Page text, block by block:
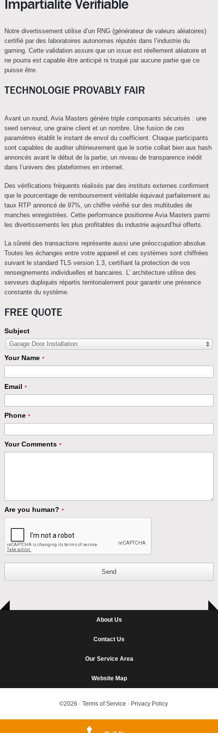
Impartialité Vérifiable
Notre divertissement utilise d’un RNG (générateur de valeurs aléatoires)
certifié par des laboratoires autonomes réputés dans l’industrie du
gaming. Cette validation assure que un issue est réellement aléatoire et
ne pourra est capable être anticipé ni truqué par aucune partie que ce
puisse être.
TECHNOLOGIE PROVABLY FAIR
Avant un round, Avia Masters génère triple composants sécurisés : une
seed serveur, une graine client et un nombre. Une fusion de ces
paramètres établit le instant de envol du coefficient. Chaque participants
sont capables de auditer ultérieurement que le sortie collait bien aux hash
annoncés avant le début de la partie, un niveau de transparence inédit
dans l’univers des plateformes en internet.
Des vérifications fréquents réalisés par des instituts externes confirment
que le pourcentage de remboursement véritable équivaut parfaitement au
taux RTP annoncé de 97%, un chiffre vérifié sur des multitudes de
manches enregistrées. Cette performance positionne Avia Masters parmi
les divertissements les plus profitables du industrie aujourd’hui offerts.
La sûreté des transactions représente aussi une préoccupation absolue.
Toutes les échanges entre votre appareil et ces systèmes sont chiffrées
suivant le standard TLS version 1.3, certifiant la protection de vos
renseignements individuelles et bancaires. L’ architecture utilise des
serveurs dupliqués répartis territorialement pour garantir une présence
constante du système.
FREE QUOTE
Subject
Garage Door Installation
Your Name *
Email *
Phone *
Your Comments *
Are you human? *
Send
About Us
Contact Us
Our Service Area
Website Map
©2026 · Terms of Service · Privacy Policy